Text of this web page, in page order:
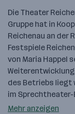
Die Theater
Gruppe hat in
Reichenau an der
Festspiele
von Maria Happel
des Betriebs liegt
im Sprechtheater-
Mehr anzeigen